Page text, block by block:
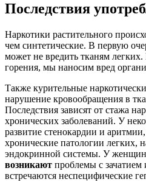
Последствия
Наркотики растительного
чем синтетические. В первую
может не вредить тканям
горения, мы наносим вред
Также курительные
нарушение кровообращения в
Последствия зависят от стажа
хронических заболеваний. У
развитие стенокардии и
хронические патологии легких,
эндокринной системы. У
возникают проблемы с
встречаются неспецифические